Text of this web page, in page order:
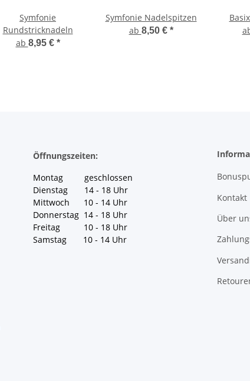
Symfonie
Rundstricknadeln
ab 8,95 € *
Symfonie Nadelspitzen
ab 8,50 € *
Öffnungszeiten:
Montag geschlossen
Dienstag 14 - 18 Uhr
Mittwoch 10 - 14 Uhr
Donnerstag 14 - 18 Uhr
Freitag 10 - 18 Uhr
Samstag 10 - 14 Uhr
Kontakt
Über